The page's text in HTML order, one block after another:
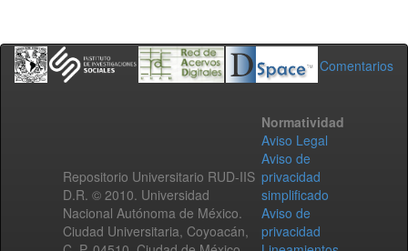
Comentarios
Repositorio Universitario RUD-IIS
D.R. © 2010. Universidad
Nacional Autónoma de México.
Ciudad Universitaria, Coyoacán,
Normatividad
Aviso Legal
Aviso de
privacidad
simplificado
Aviso de
privacidad